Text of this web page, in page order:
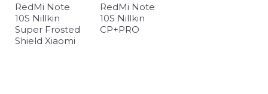
RedMi Note
10S Nillkin
Super Frosted
Shield Xiaomi
RedMi Note
10S Nillkin
CP+PRO